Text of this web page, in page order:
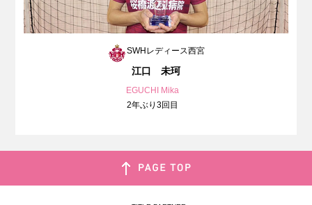
SWHレディース西宮
江口 未珂
EGUCHI Mika
2年ぶり3回目